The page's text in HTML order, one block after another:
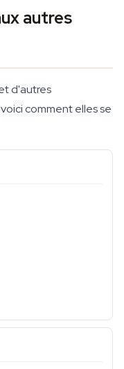
autres
d'autres
comment elles se